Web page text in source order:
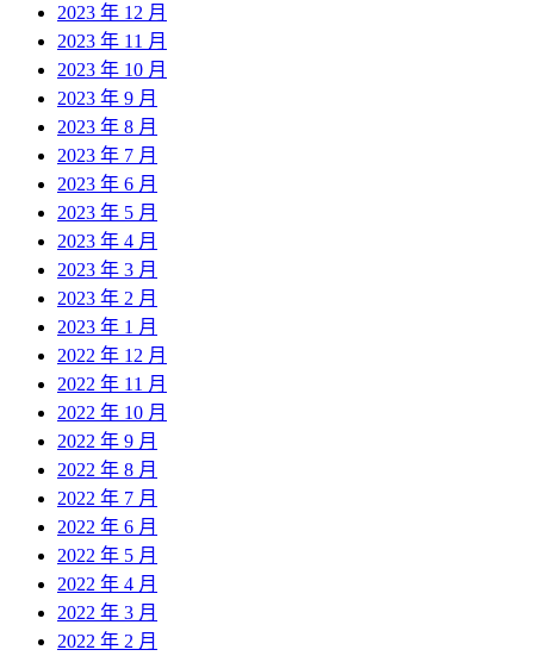
2023 年 12 月
2023 年 11 月
2023 年 10 月
2023 年 9 月
2023 年 8 月
2023 年 7 月
2023 年 6 月
2023 年 5 月
2023 年 4 月
2023 年 3 月
2023 年 2 月
2023 年 1 月
2022 年 12 月
2022 年 11 月
2022 年 10 月
2022 年 9 月
2022 年 8 月
2022 年 7 月
2022 年 6 月
2022 年 5 月
2022 年 4 月
2022 年 3 月
2022 年 2 月